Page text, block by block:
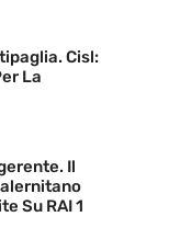
Cisl:
La
Il
Su RAI 1